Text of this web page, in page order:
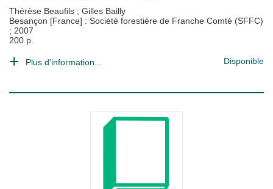
Thérèse Beaufils ; Gilles Bailly
Besançon [France] : Société forestière de Franche Comté (SFFC)
; 2007
200 p.
Plus d'information... Disponible